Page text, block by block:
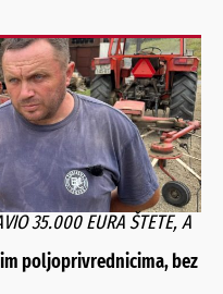
35.000 EURA ŠTETE, A
poljoprivrednicima, bez